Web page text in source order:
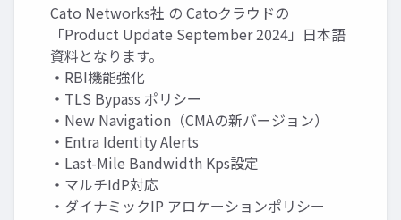
Cato Networks社 の Catoクラウドの
「Product Update September 2024」日本語
資料となります。
・RBI機能強化
・TLS Bypass ポリシー
・New Navigation（CMAの新バージョン）
・Entra Identity Alerts
・Last-Mile Bandwidth Kps設定
・マルチIdP対応
・ダイナミックIP アロケーションポリシー